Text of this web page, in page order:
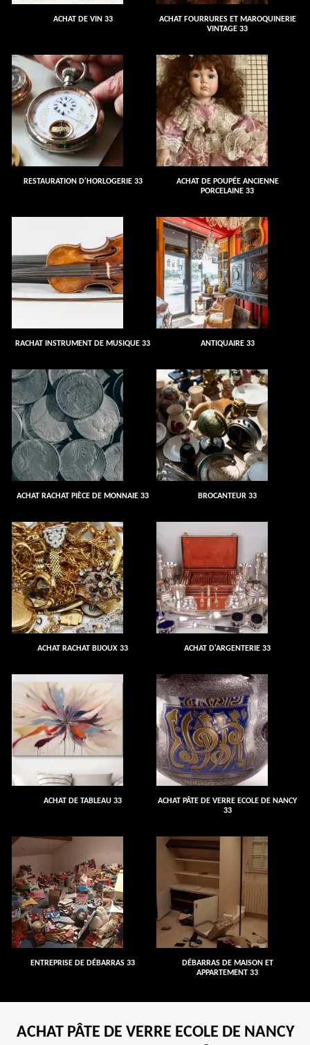
ACHAT DE VIN 33
ACHAT FOURRURES ET MAROQUINERIE
VINTAGE 33
RESTAURATION D'HORLOGERIE 33
ACHAT DE POUPÉE ANCIENNE
PORCELAINE 33
RACHAT INSTRUMENT DE MUSIQUE 33 ANTIQUAIRE 33
ACHAT RACHAT PIÈCE DE MONNAIE 33 BROCANTEUR 33
ACHAT RACHAT BIJOUX 33 ACHAT D'ARGENTERIE 33
ACHAT DE TABLEAU 33
ACHAT PÂTE DE VERRE ECOLE DE NANCY
33
ENTREPRISE DE DÉBARRAS 33
DÉBARRAS DE MAISON ET
APPARTEMENT 33
ACHAT PÂTE DE VERRE ECOLE DE NANCY